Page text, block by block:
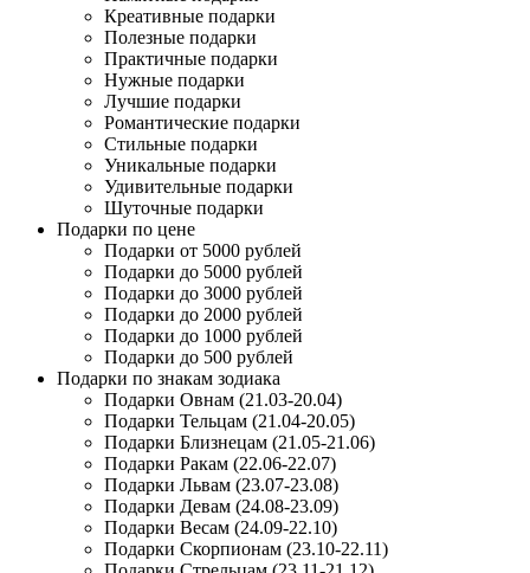
Креативные подарки
Полезные подарки
Практичные подарки
Нужные подарки
Лучшие подарки
Романтические подарки
Стильные подарки
Уникальные подарки
Удивительные подарки
Шуточные подарки
Подарки по цене
Подарки от 5000 рублей
Подарки до 5000 рублей
Подарки до 3000 рублей
Подарки до 2000 рублей
Подарки до 1000 рублей
Подарки до 500 рублей
Подарки по знакам зодиака
Подарки Овнам (21.03-20.04)
Подарки Тельцам (21.04-20.05)
Подарки Близнецам (21.05-21.06)
Подарки Ракам (22.06-22.07)
Подарки Львам (23.07-23.08)
Подарки Девам (24.08-23.09)
Подарки Весам (24.09-22.10)
Подарки Скорпионам (23.10-22.11)